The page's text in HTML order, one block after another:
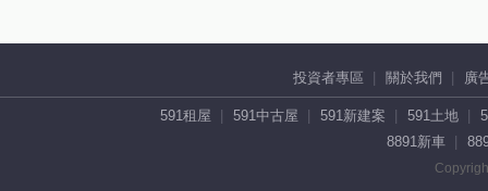
投資者專區 關於我們 廣
591租屋 591中古屋 591新建案 591土地
8891新車